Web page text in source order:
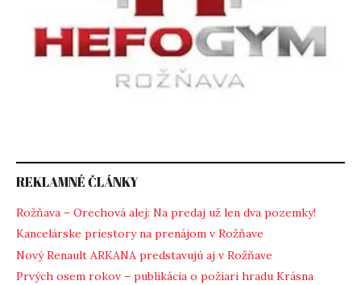
REKLAMNÉ ČLÁNKY
Rožňava – Orechová alej: Na predaj už len dva pozemky!
Kancelárske priestory na prenájom v Rožňave
Nový Renault ARKANA predstavujú aj v Rožňave
Prvých osem rokov – publikácia o požiari hradu Krásna